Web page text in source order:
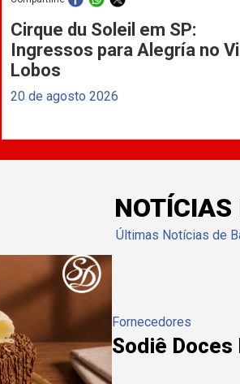
Cirque du Soleil em SP:
Ingressos para Alegría no
Lobos
20 de agosto 2026
NOTÍCIAS
Últimas Notícias de
Fornecedores
Sodiê Doces